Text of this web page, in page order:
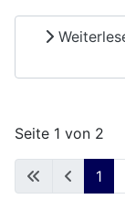
Seite 1 von 2
1